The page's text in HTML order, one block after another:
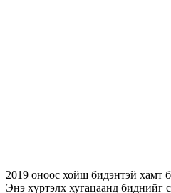
2019 оноос хойш бидэнтэй хамт
Энэ хүртэлх хугацаанд биднийг